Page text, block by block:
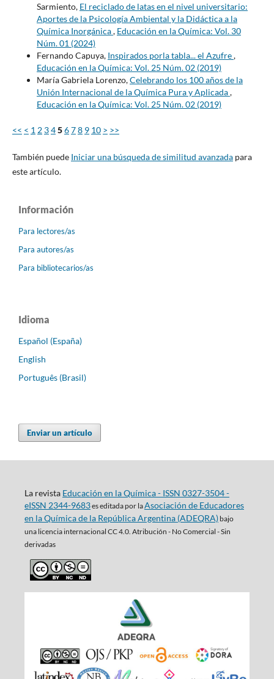
Sarmiento, El reciclado de latas en el nivel universitario:
Aportes de la Psicología Ambiental y la Didáctica a la
Química Inorgánica, Educación en la Química: Vol. 30
Núm. 01 (2024)
Fernando Capuya, Inspirados porla tabla... el Azufre,
Educación en la Química: Vol. 25 Núm. 02 (2019)
María Gabriela Lorenzo,Celebrando los 100 años de la
Unión Internacional de la Química Pura y Aplicada,
Educación en la Química: Vol. 25 Núm. 02 (2019)
<< < 1 2 345678 9 10 > >>
También puede Iniciar una búsqueda de similitud avanzadapara
este artículo.
Información
Para lectores/as
Para autores/as
Para bibliotecarios/as
Idioma
Español (España)
English
Português (Brasil)
Enviar un artículo
La revista Educación en la Química - ISSN 0327-3504 -
eISSN 2344-9683es editada por laAsociación de Educadores
en la Química de la República Argentina (ADEQRA)bajo
una licencia internacional CC 4.0. Atribución - No Comercial - Sin
derivadas